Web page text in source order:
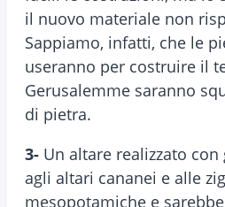
il nuovo materiale non
Sappiamo, infatti, che le
useranno per costruire il
Gerusalemme saranno
di pietra.
3- Un altare realizzato
agli altari cananei e alle
mesopotamiche e